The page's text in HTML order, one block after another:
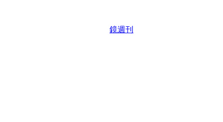
鏡週刊